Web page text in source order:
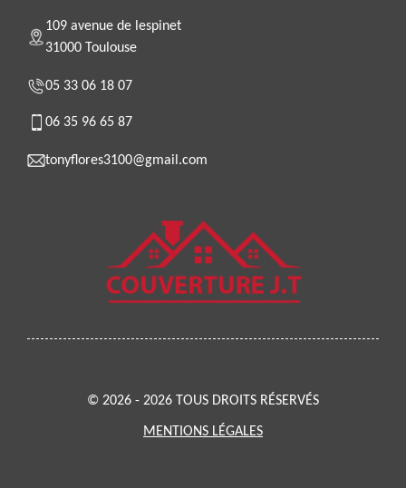
109 avenue de lespinet
31000 Toulouse
05 33 06 18 07
06 35 96 65 87
tonyflores3100@gmail.com
© 2026 - 2026 TOUS DROITS RÉSERVÉS
MENTIONS LÉGALES